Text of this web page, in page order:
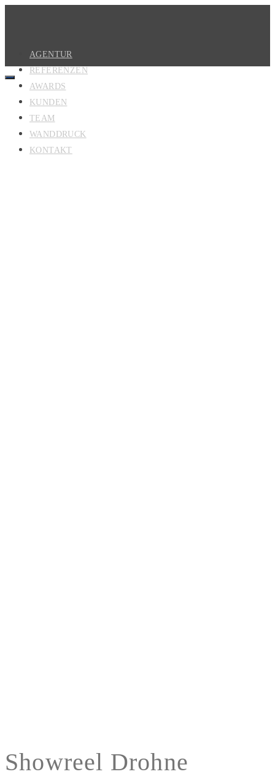
AGENTUR
REFERENZEN
AWARDS
KUNDEN
TEAM
WANDDRUCK
KONTAKT
Showreel Drohne